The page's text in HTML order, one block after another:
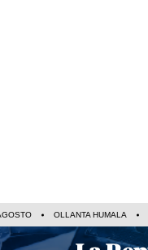
OLLANTA HUMALA